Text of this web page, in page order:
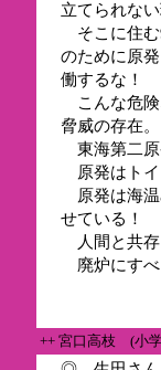
立てられな
そこに住む
のために原
働するな！
こんな危険
脅威の存在。
東海第二原
原発はトイ
原発は海温
せている！
人間と共存
廃炉にす
++ 宮口高枝 (小